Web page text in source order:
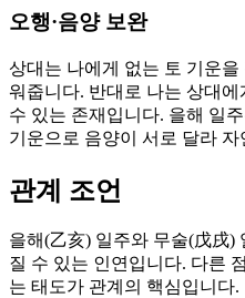
오행·음양 보완
상대는 나에게 없는 토 기운
워줍니다. 반대로 나는 상대
수 있는 존재입니다. 을해 일
기운으로 음양이 서로 달라
관계 조언
을해(乙亥) 일주와 무술(戊戌)
질 수 있는 인연입니다. 다른
는 태도가 관계의 핵심입니다.